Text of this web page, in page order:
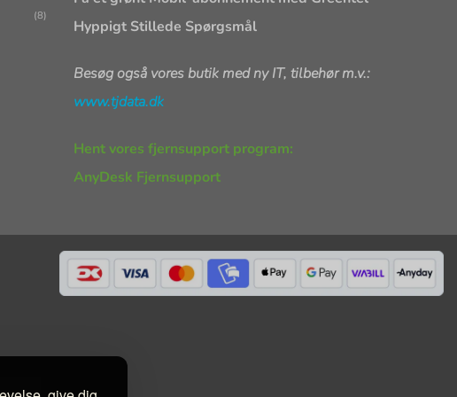
(8)
Hyppigt Stillede Spørgsmål
Besøg også vores butik med ny IT, tilbehør m.v.:
www.tjdata.dk
Hent vores fjernsupport program:
AnyDesk Fjernsupport